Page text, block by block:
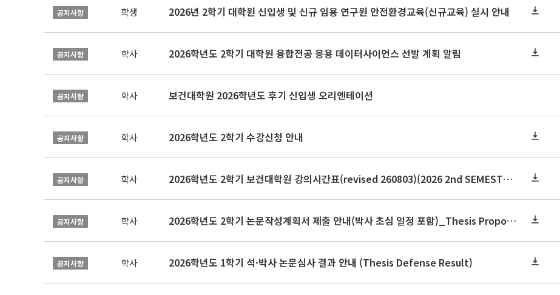
공지사항 학생 2026년 2학기 대학원 신입생 및 신규 임용 연구원 안전환경교육(신규교육) 실시 안내
공지사항 학사 2026학년도 2학기 대학원 융합전공 응용 데이터사이언스 선발 계획 알림
공지사항 학사 보건대학원 2026학년도 후기 신입생 오리엔테이션
공지사항 학사 2026학년도 2학기 수강신청 안내
공지사항 학사 2026학년도 2학기 보건대학원 강의시간표(revised 260803)(2026 2nd SEMESTER SNU GSPH TIMETABLE)
공지사항 학사 2026학년도 2학기 논문작성계획서 제출 안내(박사 초심 일정 포함)_Thesis Proposal
공지사항 학사 2026학년도 1학기 석·박사 논문심사 결과 안내 (Thesis Defense Result)